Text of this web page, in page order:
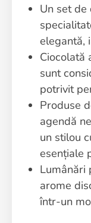
Un set de
elegantă,
Ciocolată
sunt
potrivit
Produse
agendă
un stilou
esențiale
Lumânări
arome
într-un